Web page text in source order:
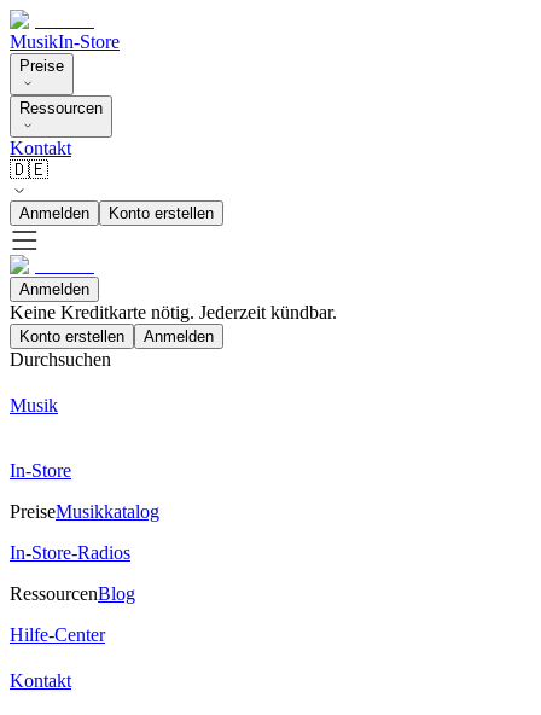
MusikIn-Store
Preise
Ressourcen
Kontakt
🇩🇪
Anmelden Konto erstellen
Anmelden
Keine Kreditkarte nötig. Jederzeit kündbar.
Konto erstellen Anmelden
Durchsuchen
Musik
In-Store
PreiseMusikkatalog
In-Store-Radios
RessourcenBlog
Hilfe-Center
Kontakt